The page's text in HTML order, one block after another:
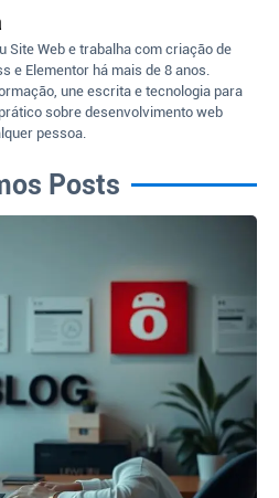
Site Web e trabalha com criação de
e Elementor há mais de 8 anos.
une escrita e tecnologia para
sobre desenvolvimento web
pessoa.
Posts